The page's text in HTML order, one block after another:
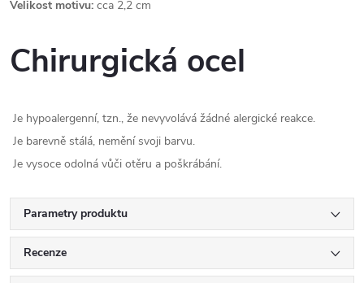
Velikost motivu: cca 2,2 cm
Chirurgická ocel
Je hypoalergenní, tzn., že nevyvolává žádné alergické reakce.
Je barevně stálá, nemění svoji barvu.
Je vysoce odolná vůči otěru a poškrábání.
Parametry produktu
Recenze